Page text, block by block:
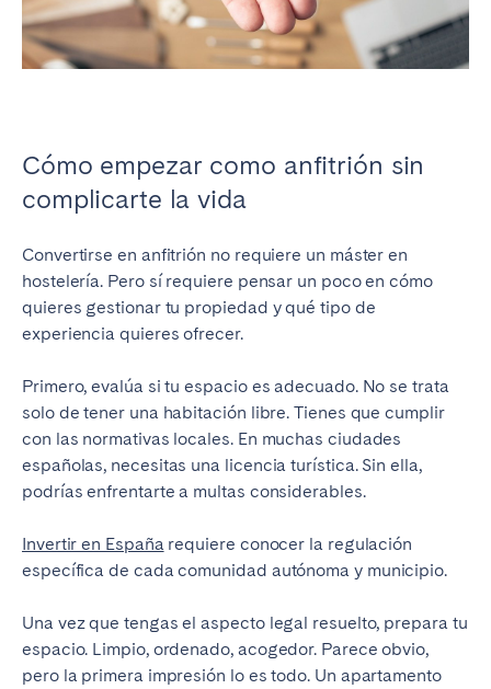
Cómo empezar como anfitrión sin
complicarte la vida
Convertirse en anfitrión no requiere un máster en
hostelería. Pero sí requiere pensar un poco en cómo
quieres gestionar tu propiedad y qué tipo de
experiencia quieres ofrecer.
Primero, evalúa si tu espacio es adecuado. No se trata
solo de tener una habitación libre. Tienes que cumplir
con las normativas locales. En muchas ciudades
españolas, necesitas una licencia turística. Sin ella,
podrías enfrentarte a multas considerables.
Invertir en España requiere conocer la regulación
específica de cada comunidad autónoma y municipio.
Una vez que tengas el aspecto legal resuelto, prepara tu
espacio. Limpio, ordenado, acogedor. Parece obvio,
pero la primera impresión lo es todo. Un apartamento